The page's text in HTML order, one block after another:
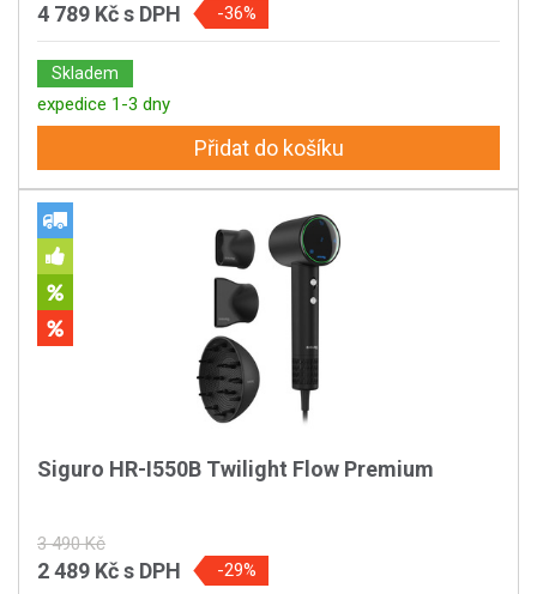
4 789 Kčs DPH -36%
Skladem
expedice 1-3 dny
Přidat do košíku
Siguro HR-I550B Twilight Flow Premium
3 490 Kč
2 489 Kčs DPH -29%